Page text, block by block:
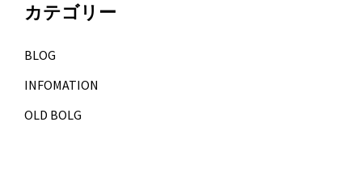
カテゴリー
BLOG
INFOMATION
OLD BOLG